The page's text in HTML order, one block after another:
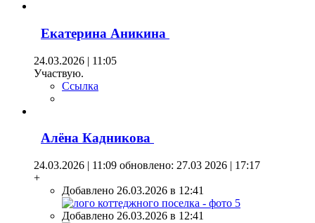
Екатерина Аникина
24.03.2026 | 11:05
Участвую.
Ссылка
Алёна Кадникова
24.03.2026 | 11:09 обновлено: 27.03 2026 | 17:17
+
Добавлено 26.03.2026 в 12:41
Добавлено 26.03.2026 в 12:41